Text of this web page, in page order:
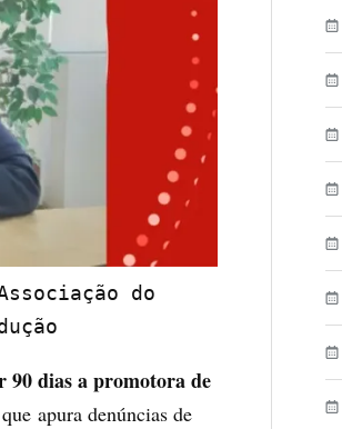
do
90 dias a promotora de
apura denúncias de